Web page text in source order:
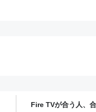
Fire TVが合う人、